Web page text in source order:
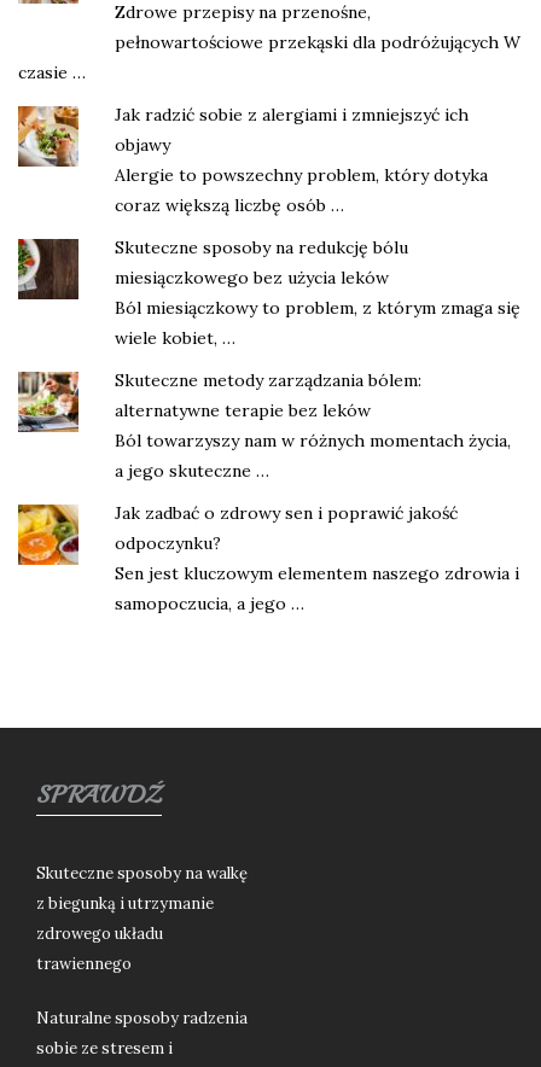
Zdrowe przepisy na przenośne,
pełnowartościowe przekąski dla podróżujących W
czasie …
Jak radzić sobie z alergiami i zmniejszyć ich
objawy
Alergie to powszechny problem, który dotyka
coraz większą liczbę osób …
Skuteczne sposoby na redukcję bólu
miesiączkowego bez użycia leków
Ból miesiączkowy to problem, z którym zmaga się
wiele kobiet, …
Skuteczne metody zarządzania bólem:
alternatywne terapie bez leków
Ból towarzyszy nam w różnych momentach życia,
a jego skuteczne …
Jak zadbać o zdrowy sen i poprawić jakość
odpoczynku?
Sen jest kluczowym elementem naszego zdrowia i
samopoczucia, a jego …
SPRAWDŹ
Skuteczne sposoby na walkę
z biegunką i utrzymanie
zdrowego układu
trawiennego
Naturalne sposoby radzenia
sobie ze stresem i